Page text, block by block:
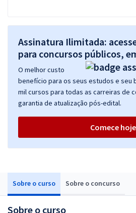
Sobre o curso Sobre o concurso
Sobre o curso
Assinatura Ilimitada:
para concursos públicos,
O melhor custo
benefício para os seus estudos e seu
mil cursos para todas as carreiras de
garantia de atualização pós-edital.
Comece hoje